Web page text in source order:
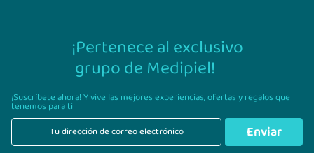
¡Pertenece al exclusivo
grupo de Medipiel!
¡Suscríbete ahora! Y vive las mejores experiencias,ofertas y regalos que
tenemos para ti
Enviar